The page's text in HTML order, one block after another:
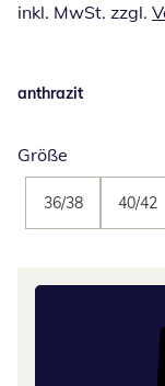
inkl. MwSt. zzgl.
anthrazit
Größe
36/38 40/42